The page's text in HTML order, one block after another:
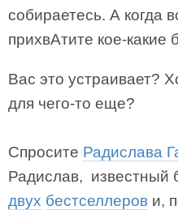
собираетесь. А когда
прихвАтите кое-какие
Вас это устраивает?
для чего-то еще?
Спросите Радислава
Радислав, известный
двух бестселлеров и,